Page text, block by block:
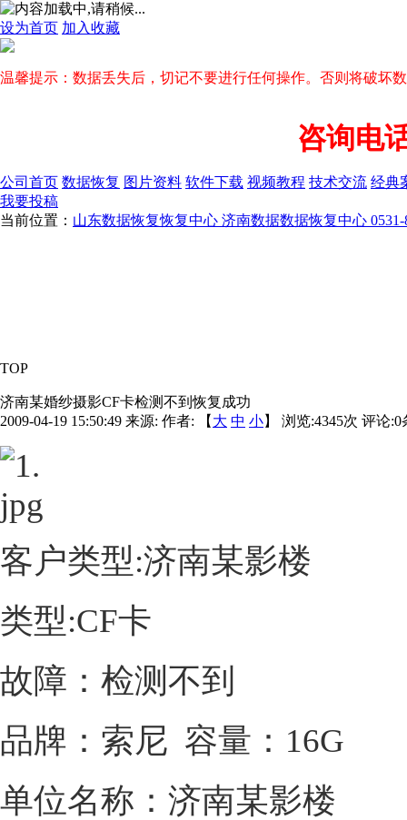
设为首页 加入收藏
温馨提示：数据丢失后，切记不要进行任何操作。否则将破坏
咨询电
公司首页 数据恢复 图片资料 软件下载 视频教程 技术交流 经典
我要投稿
当前位置： 山东数据恢复恢复中心 济南数据数据恢复中心 0531-
TOP
济南某婚纱摄影CF卡检测不到恢复成功
2009-04-19 15:50:49 来源: 作者: 【 大 中 小】 浏览:4345次 评论:0
客户类型:济南某影楼
类型:CF卡
故障：检测不到
品牌：索尼 容量：16G
单位名称：济南某影楼